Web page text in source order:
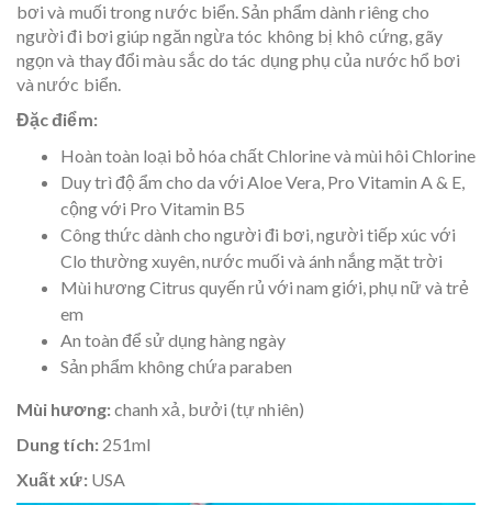
bơi và muối trong nước biển. Sản phẩm dành riêng cho
người đi bơi giúp ngăn ngừa tóc không bị khô cứng, gãy
ngọn và thay đổi màu sắc do tác dụng phụ của nước hổ bơi
và nước biển.
Đặc điểm:
Hoàn toàn loại bỏ hóa chất Chlorine và mùi hôi Chlorine
Duy trì độ ẩm cho da với Aloe Vera, Pro Vitamin A & E,
cộng với Pro Vitamin B5
Công thức dành cho người đi bơi, người tiếp xúc với
Clo thường xuyên, nước muối và ánh nắng mặt trời
Mùi hương Citrus quyến rủ với nam giới, phụ nữ và trẻ
em
An toàn để sử dụng hàng ngày
Sản phẩm không chứa paraben
Mùi hương:chanh xả, bưởi (tự nhiên)
Dung tích:251ml
Xuất xứ:USA